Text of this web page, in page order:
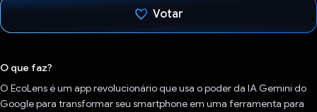
Votar
O que faz?
O EcoLens é um app revolucionário que usa o poder da IA Gemini do
Google para transformar seu smartphone em uma ferramenta para